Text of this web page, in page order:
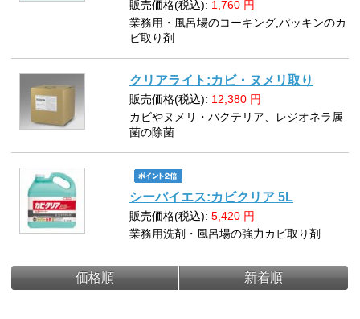
販売価格(税込): 1,760 円
業務用・風呂場のコーキング,パッキンのカ
ビ取り剤
クリアライト:カビ・ヌメリ取り
販売価格(税込): 12,380 円
カビやヌメリ・バクテリア、レジオネラ属
菌の除菌
シーバイエス:カビクリア 5L
販売価格(税込): 5,420 円
業務用洗剤・風呂場の強力カビ取り剤
価格順 新着順